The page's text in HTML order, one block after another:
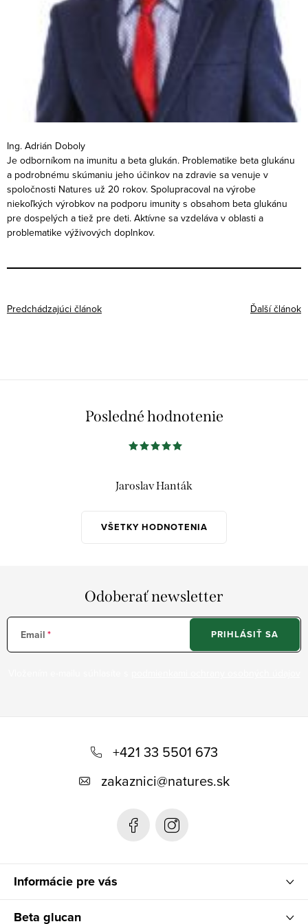
Ing. Adrián Doboly
Je odborníkom na imunitu a beta glukán. Problematike beta glukánu
a podrobnému skúmaniu jeho účinkov na zdravie sa venuje v
spoločnosti Natures už 20 rokov. Spolupracoval na výrobe
niekoľkých výrobkov na podporu imunity s obsahom beta glukánu
pre dospelých a tiež pre deti. Aktívne sa vzdeláva v oblasti a
problematike výživových doplnkov.
Predchádzajúci článok Ďalší článok
Posledné hodnotenie
VŠETKY HODNOTENIA
Jaroslav Hanták
Odoberať newsletter
Email PRIHLÁSIŤ SA
+421 33 5501 673
zakaznici@natures.sk
Informácie pre vás
Beta glucan